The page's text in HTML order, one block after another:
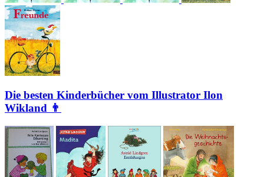
Die besten Kinderbücher vom Illustrator Ilon
Wikland 👨